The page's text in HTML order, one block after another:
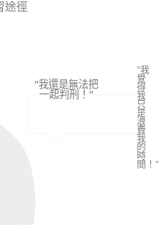
途徑
"我還是無法把
一起判刑！"
"我
覺
得
我
只
是
浪
費
我
的
時
間！"